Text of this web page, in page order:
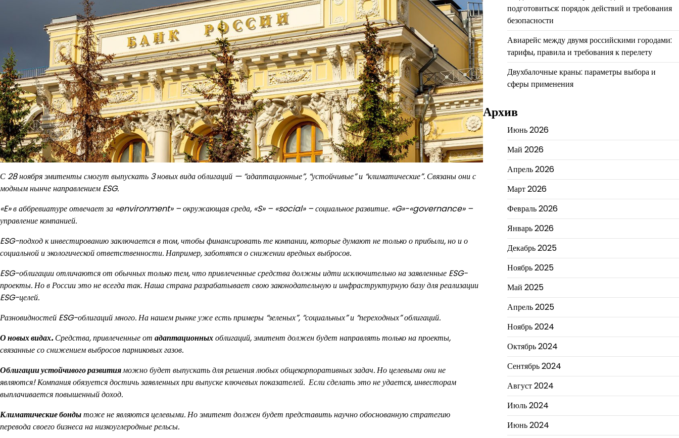
С 28 ноября эмитенты смогут выпускать 3 новых вида облигаций — “адаптационные”, “устойчивые” и “климатические”. Связаны они с
модным нынче направлением ESG.
«E» в аббревиатуре отвечает за «environment» – окружающая среда, «S» – «social» – социальное развитие. «G»-«governance» –
управление компанией.
ESG-подход к инвестированию заключается в том, чтобы финансировать те компании, которые думают не только о прибыли, но и о
социальной и экологической ответственности. Например, заботятся о снижении вредных выбросов.
ESG-облигации отличаются от обычных только тем, что привлеченные средства должны идти исключительно на заявленные ESG-
проекты. Но в России это не всегда так. Наша страна разрабатывает свою законодательную и инфраструктурную базу для реализации
ESG-целей.
Разновидностей ESG-облигаций много. На нашем рынке уже есть примеры “зеленых”, “социальных”и “переходных”облигаций.
О новых видах.Средства, привлеченные от адаптационныхоблигаций, эмитент должен будет направлять только на проекты,
связанные со снижением выбросов парниковых газов.
Облигации устойчивого развитияможно будет выпускать для решения любых общекорпоративных задач. Но целевыми они не
являются! Компания обязуется достичь заявленных при выпуске ключевых показателей. Если сделать это не удается, инвесторам
выплачивается повышенный доход.
Климатические бондытоже не являются целевыми. Но эмитент должен будет представить научно обоснованную стратегию
перевода своего бизнеса на низкоуглеродные рельсы.
подготовиться: порядок действий и требования
безопасности
Авиарейс между двумя российскими городами:
тарифы, правила и требования к перелету
Двухбалочные краны: параметры выбора и
сферы применения
Архив
Июнь 2026
Май 2026
Апрель 2026
Март 2026
Февраль 2026
Январь 2026
Декабрь 2025
Ноябрь 2025
Май 2025
Апрель 2025
Ноябрь 2024
Октябрь 2024
Сентябрь 2024
Август 2024
Июль 2024
Июнь 2024